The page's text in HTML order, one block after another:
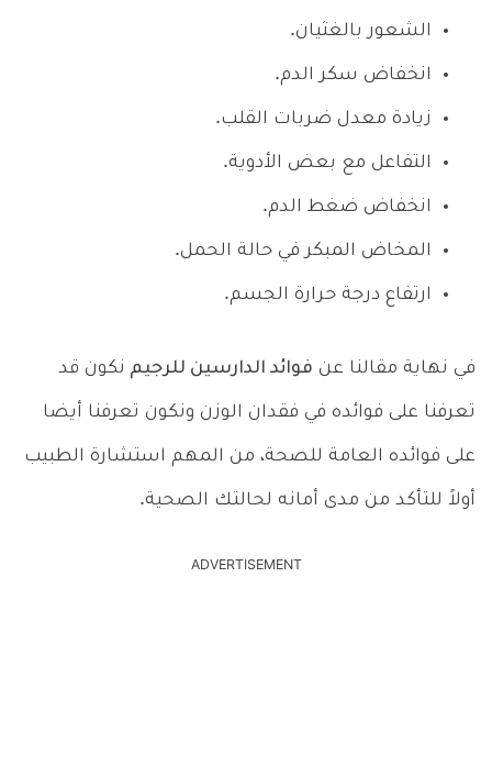
الشعور بالغثيان.
انخفاض سكر الدم.
زيادة معدل ضربات القلب.
التفاعل مع بعض الأدوية.
انخفاض ضغط الدم.
المخاض المبكر في حالة الحمل.
ارتفاع درجة حرارة الجسم.
في نهاية مقالنا عن فوائد الدارسين للرجيم نكون قد
تعرفنا على فوائده في فقدان الوزن ونكون تعرفنا أيضا
على فوائده العامة للصحة، من المهم استشارة الطبيب
أولاً للتأكد من مدى أمانه لحالتك الصحية.
ADVERTISEMENT